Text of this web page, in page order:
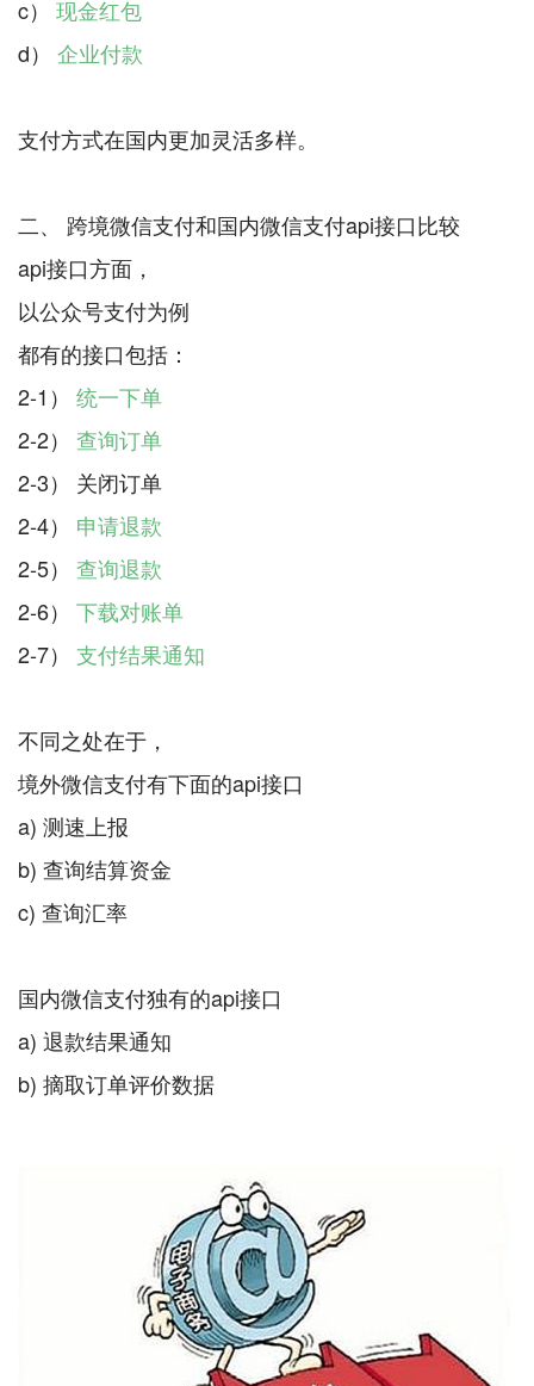
c） 现金红包
d） 企业付款
支付方式在国内更加灵活多样。
二、 跨境微信支付和国内微信支付api接口比较
api接口方面，
以公众号支付为例
都有的接口包括：
2-1） 统一下单
2-2） 查询订单
2-3） 关闭订单
2-4） 申请退款
2-5） 查询退款
2-6） 下载对账单
2-7） 支付结果通知
不同之处在于，
境外微信支付有下面的api接口
a) 测速上报
b) 查询结算资金
c) 查询汇率
国内微信支付独有的api接口
a) 退款结果通知
b) 摘取订单评价数据